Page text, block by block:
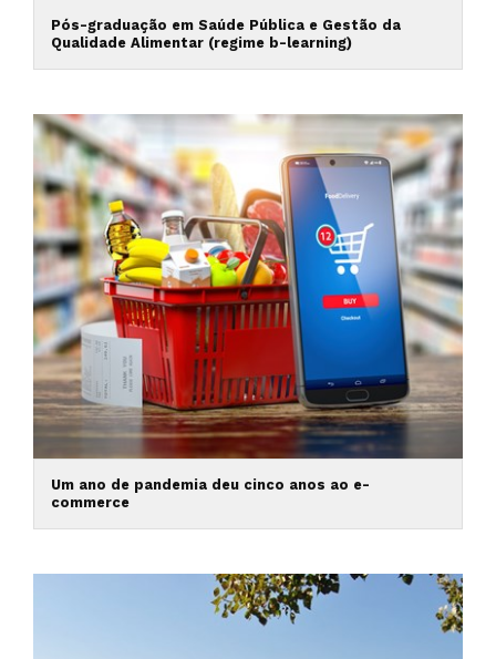
Pós-graduação em Saúde Pública e Gestão da
Qualidade Alimentar (regime b-learning)
Um ano de pandemia deu cinco anos ao e-
commerce